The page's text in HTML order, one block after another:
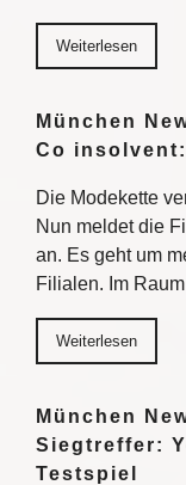
Weiterlesen
München
Co
Die Modekette
Nun meldet die
an. Es geht um
Filialen. Im
Weiterlesen
München
Siegtreffer:
Testspiel